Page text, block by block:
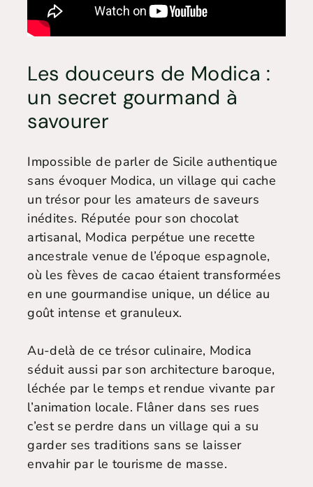
Les douceurs de Modica :
un secret gourmand à
savourer
Impossible de parler de Sicile authentique
sans évoquer Modica, un village qui cache
un trésor pour les amateurs de saveurs
inédites. Réputée pour son chocolat
artisanal, Modica perpétue une recette
ancestrale venue de l’époque espagnole,
où les fèves de cacao étaient transformées
en une gourmandise unique, un délice au
goût intense et granuleux.
Au-delà de ce trésor culinaire, Modica
séduit aussi par son architecture baroque,
léchée par le temps et rendue vivante par
l’animation locale. Flâner dans ses rues
c’est se perdre dans un village qui a su
garder ses traditions sans se laisser
envahir par le tourisme de masse.